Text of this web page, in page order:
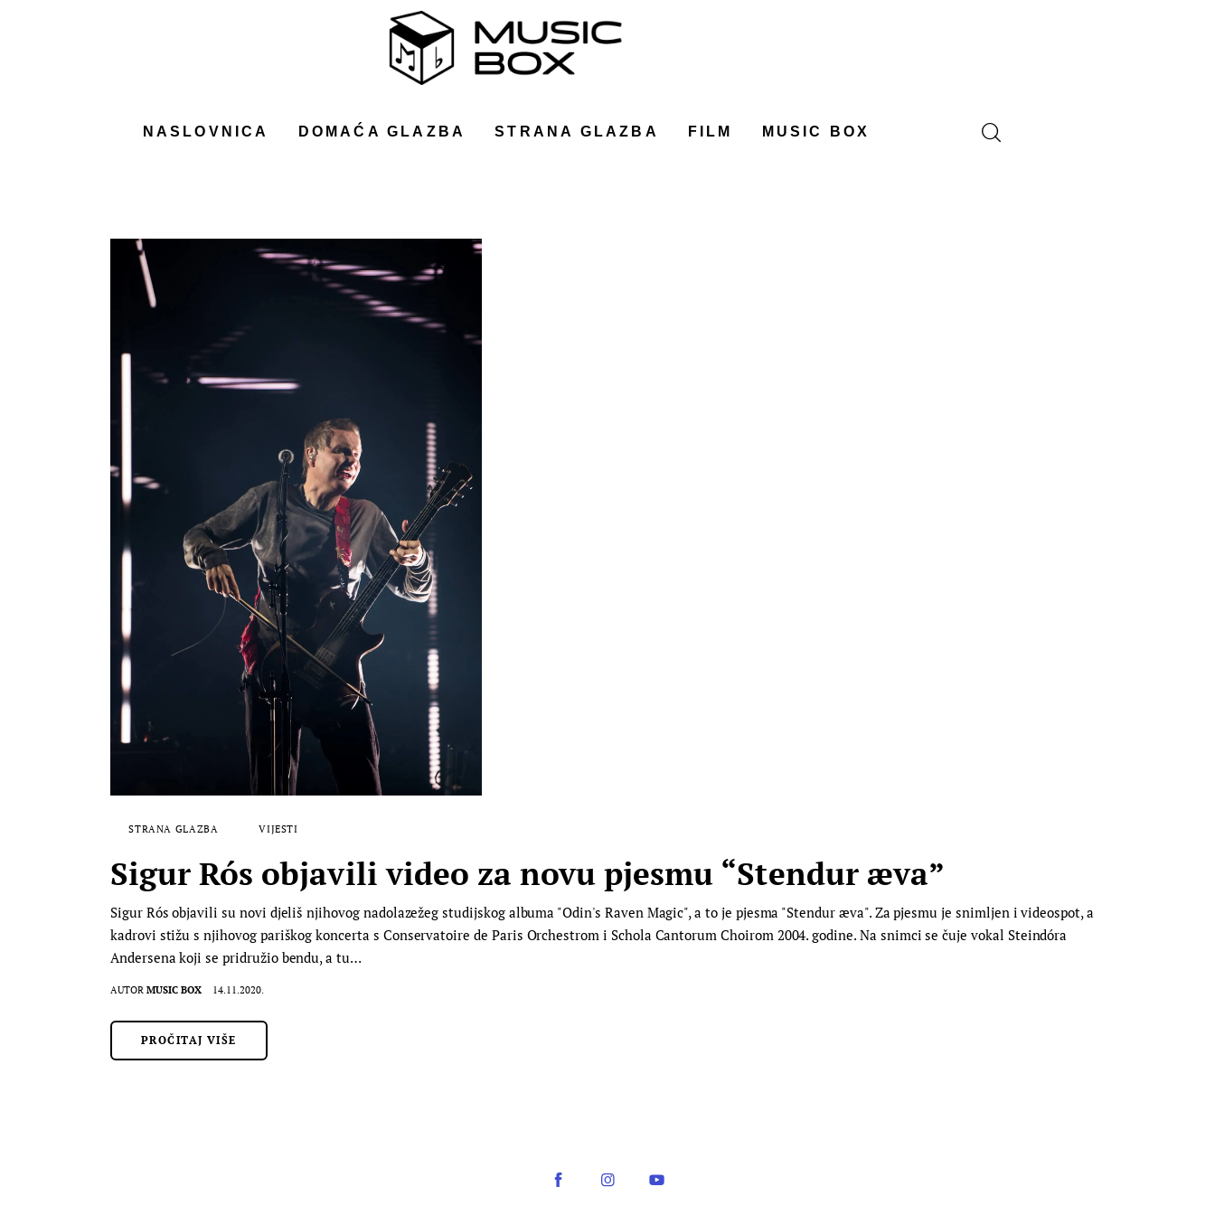
NASLOVNICA DOMAĆA GLAZBA STRANA GLAZBA FILM MUSIC BOX
STRANA GLAZBA VIJESTI
Sigur Rós objavili video za novu pjesmu “Stendur æva”
Sigur Rós objavili su novi djeliš njihovog nadolazežeg studijskog albuma "Odin's Raven Magic", a to je pjesma "Stendur æva". Za pjesmu je snimljen i videospot, a
kadrovi stižu s njihovog pariškog koncerta s Conservatoire de Paris Orchestrom i Schola Cantorum Choirom 2004. godine. Na snimci se čuje vokal Steindóra
Andersena koji se pridružio bendu, a tu…
AUTOR MUSIC BOX 14.11.2020.
PROČITAJ VIŠE